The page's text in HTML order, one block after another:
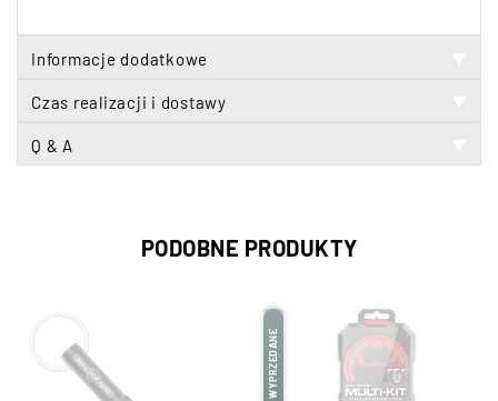
Informacje dodatkowe
Czas realizacji i dostawy
Q & A
PODOBNE PRODUKTY
WYPRZEDANE